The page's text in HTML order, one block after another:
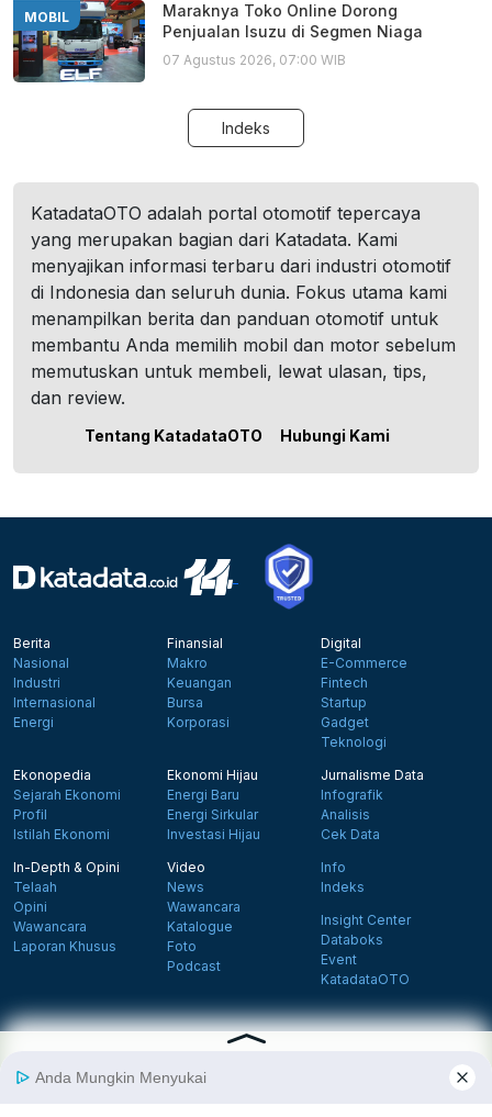
MOBIL
Maraknya Toko Online Dorong
Penjualan Isuzu di Segmen Niaga
07 Agustus 2026, 07:00 WIB
Indeks
KatadataOTO adalah portal otomotif tepercaya
yang merupakan bagian dari Katadata. Kami
menyajikan informasi terbaru dari industri otomotif
di Indonesia dan seluruh dunia. Fokus utama kami
menampilkan berita dan panduan otomotif untuk
membantu Anda memilih mobil dan motor sebelum
memutuskan untuk membeli, lewat ulasan, tips,
dan review.
Tentang KatadataOTO Hubungi Kami
Berita
Nasional
Industri
Internasional
Energi
Finansial
Makro
Keuangan
Bursa
Korporasi
Digital
E-Commerce
Fintech
Startup
Gadget
Teknologi
Ekonopedia
Sejarah Ekonomi
Profil
Istilah Ekonomi
Ekonomi Hijau
Energi Baru
Energi Sirkular
Investasi Hijau
Jurnalisme Data
Infografik
Analisis
Cek Data
In-Depth & Opini
Telaah
Opini
Wawancara
Laporan Khusus
Video
News
Wawancara
Katalogue
Foto
Podcast
Info
Indeks
Insight Center
Databoks
Event
KatadataOTO